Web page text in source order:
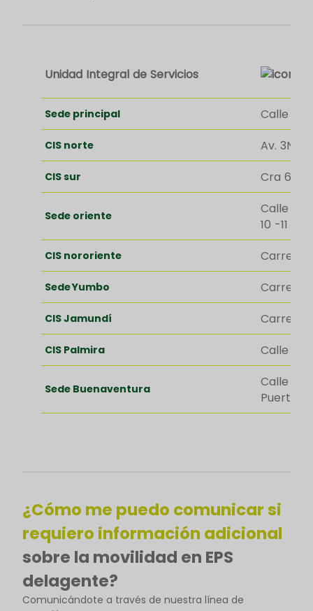
Unidad Integral de Servicios
Sede principal Calle 5
CIS norte Av. 3N
CIS sur Cra 64A
Sede oriente
Calle
10 -11
CIS nororiente Carrera
Sede Yumbo Carrera
CIS Jamundí Carrera
CIS Palmira Calle 29
Sede Buenaventura
Calle 8
Puerto
¿Cómo me puedo comunicar si
requiero información adicional
sobre la movilidad en EPS
delagente?
Comunicándote a través de nuestra línea de